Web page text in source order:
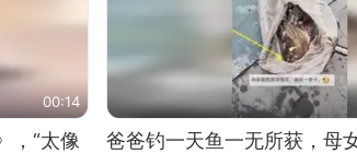
00:14
，“太像
爸爸钓一天鱼一无所获，母